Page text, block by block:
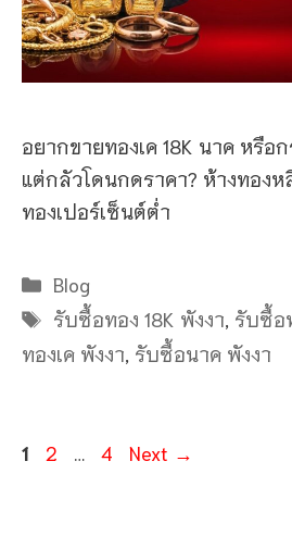
อยากขายทองเค 18K นาค หรือ
แต่กลัวโดนกดราคา? ห้างทอง
ทองเปอร์เซ็นต์ต่ำ
Categories
Blog
Tags
รับซื้อทอง 18K พังงา, รับซื้อ
ทองเค พังงา, รับซื้อนาค พังงา
Page
1 Page
2 … Page
4 Next →